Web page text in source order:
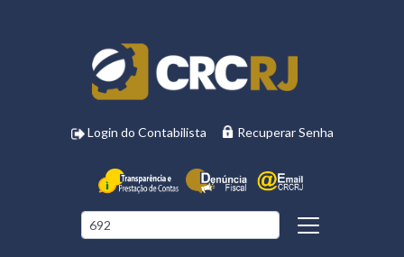
Login do Contabilista Recuperar Senha